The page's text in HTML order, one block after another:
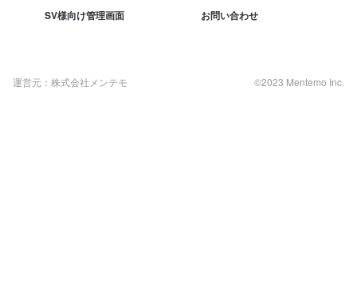
SV様向け管理画面 お問い合わせ
運営元：株式会社メンテモ ©2023 Mentemo Inc.